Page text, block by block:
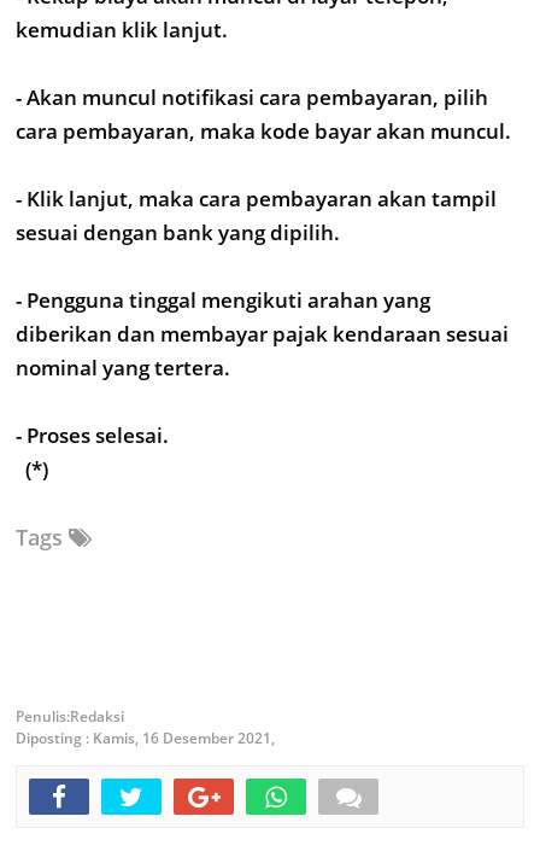
kemudian klik lanjut.
- Akan muncul notifikasi cara pembayaran, pilih
cara pembayaran, maka kode bayar akan muncul.
- Klik lanjut, maka cara pembayaran akan tampil
sesuai dengan bank yang dipilih.
- Pengguna tinggal mengikuti arahan yang
diberikan dan membayar pajak kendaraan sesuai
nominal yang tertera.
- Proses selesai.
(*)
Tags
Redaksi
Diposting : Kamis, 16 Desember 2021,